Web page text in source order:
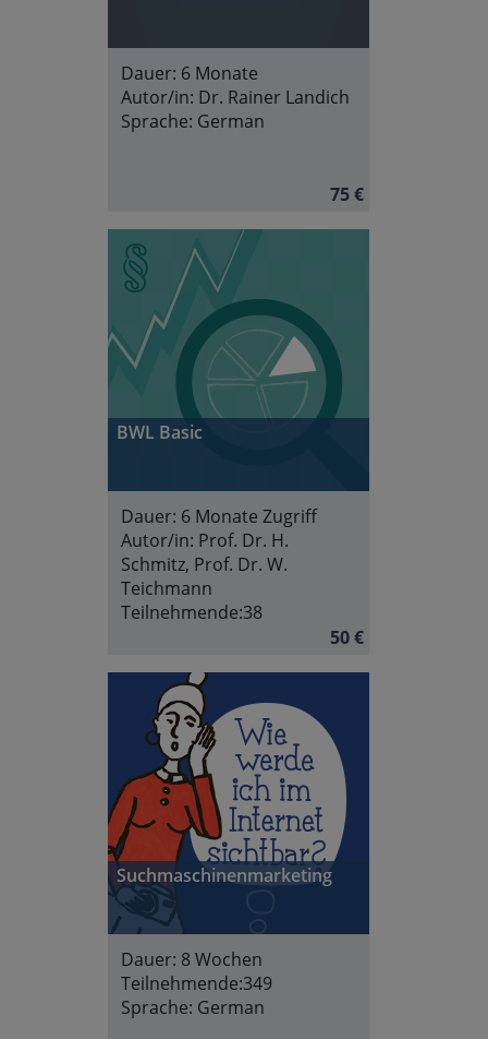
Dauer: 6 Monate
Autor/in: Dr. Rainer Landich
Sprache: German
75 €
BWL Basic
Dauer: 6 Monate Zugriff
Autor/in: Prof. Dr. H.
Schmitz, Prof. Dr. W.
Teichmann
Teilnehmende:38
50 €
Suchmaschinenmarketing
Dauer: 8 Wochen
Teilnehmende:349
Sprache: German